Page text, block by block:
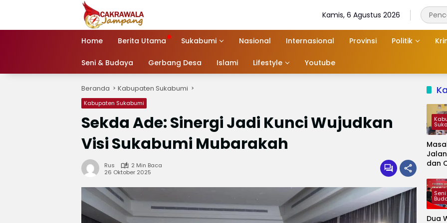
Kamis, 6 Agustus 2026
Home Berita Utama Sukabumi Nasional Internasional Provinsi Politik
Seni & Budaya Gerbang Desa Islami Lifestyle Youtube
Beranda Kabupaten Sukabumi
Kabupaten Sukabumi
Sekda Ade: Sinergi Jadi Kunci Wujudkan
Visi Sukabumi Mubarakah
Rus
2 Min Baca
26 Oktober 2025
dan
Jadi
Dua